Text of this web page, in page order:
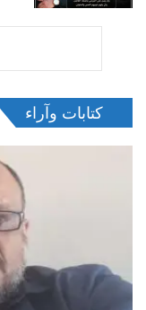
كتابات وآراء